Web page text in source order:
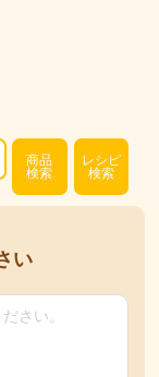
商品
検索
レシピ
検索
い